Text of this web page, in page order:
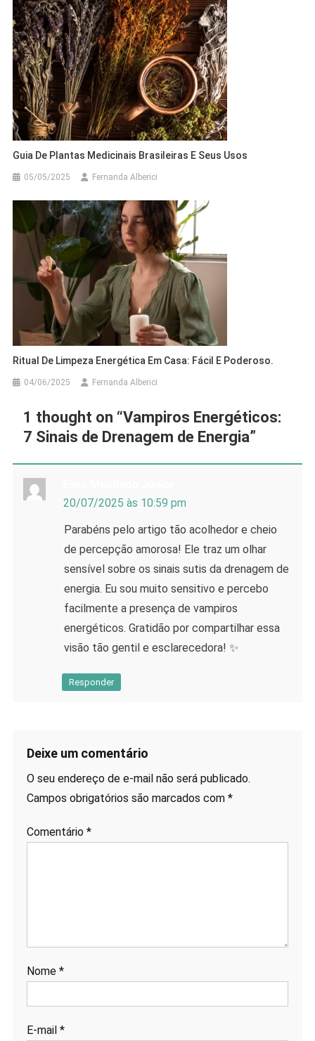
Guia De Plantas Medicinais Brasileiras E Seus Usos
05/05/2025 Fernanda Alberici
Ritual De Limpeza Energética Em Casa: Fácil E Poderoso.
04/06/2025 Fernanda Alberici
1 thought on “Vampiros Energéticos:
7 Sinais de Drenagem de Energia”
20/07/2025 às 10:59 pm
Parabéns pelo artigo tão acolhedor e cheio
de percepção amorosa! Ele traz um olhar
sensível sobre os sinais sutis da drenagem de
energia. Eu sou muito sensitivo e percebo
facilmente a presença de vampiros
energéticos. Gratidão por compartilhar essa
visão tão gentil e esclarecedora! ✨
Responder
Deixe um comentário
O seu endereço de e-mail não será publicado.
Campos obrigatórios são marcados com *
Comentário *
Nome *
E-mail *